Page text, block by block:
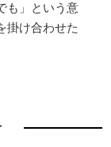
も」という意
掛け合わせた